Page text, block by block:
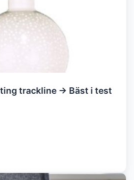
trackline → Bäst i test